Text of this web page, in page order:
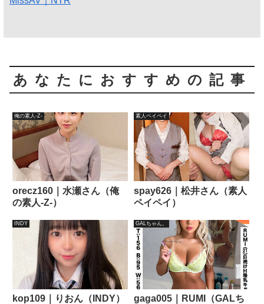
あなたにおすすめの記事
俺の素人-Z-
orecz160｜水瀬さん（俺
の素人-Z-）
素人ペイペイ
spay626｜松井さん（素人
ペイペイ）
INDY
kop109｜りおん（INDY）
GALちゃん。
gaga005｜RUMI（GALち